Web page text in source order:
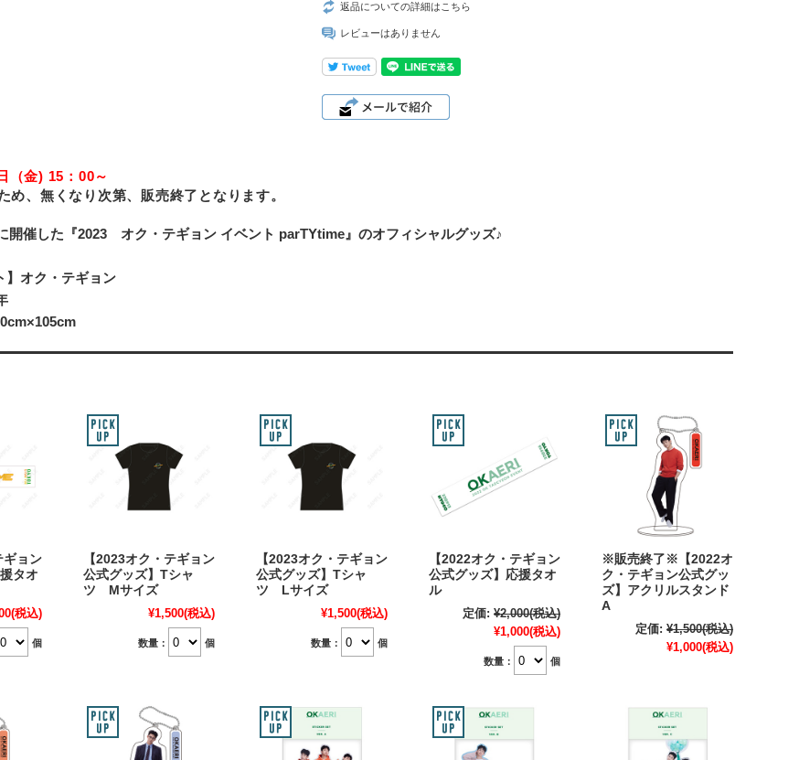
返品についての詳細はこちら
レビューはありません
（金) 15：00～
め、無くなり次第、販売終了となります。
開催した『2023 オク・テギョン イベント parTYtime』のオフィシャルグッズ♪
】オク・テギョン
ギョン
タオ
(税込)
個
【2023オク・テギョン
公式グッズ】Tシャ
ツ Mサイズ
¥1,500(税込)
数量： 個
【2023オク・テギョン
公式グッズ】Tシャ
ツ Lサイズ
¥1,500(税込)
数量： 個
【2022オク・テギョン
公式グッズ】応援タオ
ル
定価: ¥2,000(税込)
¥1,000(税込)
数量： 個
※販売終了※【2022オ
ク・テギョン公式グッ
ズ】アクリルスタンド
A
定価: ¥1,500(税込)
¥1,000(税込)